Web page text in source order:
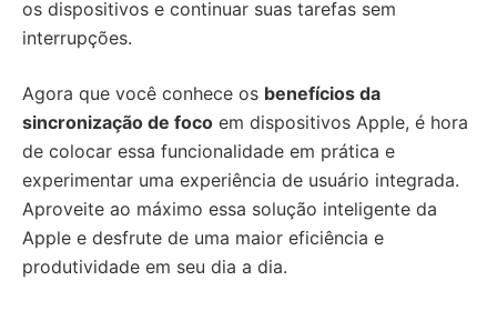
os dispositivos e continuar suas tarefas sem
interrupções.
Agora que você conhece os benefícios da
sincronização de foco em dispositivos Apple, é hora
de colocar essa funcionalidade em prática e
experimentar uma experiência de usuário integrada.
Aproveite ao máximo essa solução inteligente da
Apple e desfrute de uma maior eficiência e
produtividade em seu dia a dia.